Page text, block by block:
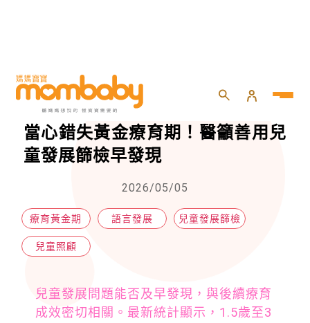
HOME 兒童 兒童照顧
孩子說話慢只是「大隻雞慢啼」？
當心錯失黃金療育期！醫籲善用兒
童發展篩檢早發現
2026/05/05
療育黃金期 語言發展 兒童發展篩檢
兒童照顧
兒童發展問題能否及早發現，與後續療育
成效密切相關。最新統計顯示，1.5歲至3